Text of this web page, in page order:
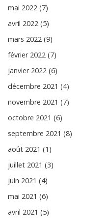
mai 2022 (7)
avril 2022 (5)
mars 2022 (9)
février 2022 (7)
janvier 2022 (6)
décembre 2021 (4)
novembre 2021 (7)
octobre 2021 (6)
septembre 2021 (8)
août 2021 (1)
juillet 2021 (3)
juin 2021 (4)
mai 2021 (6)
avril 2021 (5)